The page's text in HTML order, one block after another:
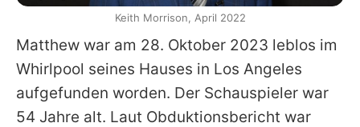
Matthew war am 28. Oktober 2023 leblos im
Whirlpool seines Hauses in Los Angeles
aufgefunden worden. Der Schauspieler war
54 Jahre alt. Laut Obduktionsbericht war
Keith Morrison, April 2022